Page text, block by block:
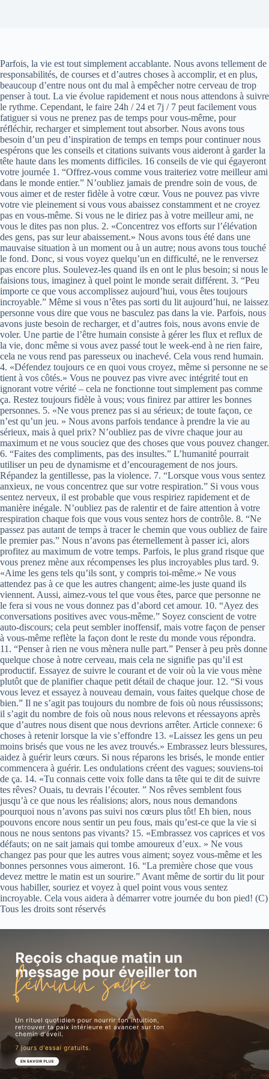
Parfois, la vie est tout simplement accablante. Nous avons tellement de
responsabilités, de courses et d’autres choses à accomplir, et en plus,
beaucoup d’entre nous ont du mal à empêcher notre cerveau de trop
penser à tout. La vie évolue rapidement et nous nous attendons à suivre
le rythme. Cependant, le faire 24h / 24 et 7j / 7 peut facilement vous
fatiguer si vous ne prenez pas de temps pour vous-même, pour
réfléchir, recharger et simplement tout absorber. Nous avons tous
besoin d’un peu d’inspiration de temps en temps pour continuer nous
espérons que les conseils et citations suivants vous aideront à garder la
tête haute dans les moments difficiles. 16 conseils de vie qui égayeront
votre journée 1. “Offrez-vous comme vous traiteriez votre meilleur ami
dans le monde entier.” N’oubliez jamais de prendre soin de vous, de
vous aimer et de rester fidèle à votre cœur. Vous ne pouvez pas vivre
votre vie pleinement si vous vous abaissez constamment et ne croyez
pas en vous-même. Si vous ne le diriez pas à votre meilleur ami, ne
vous le dites pas non plus. 2. «Concentrez vos efforts sur l’élévation
des gens, pas sur leur abaissement.» Nous avons tous été dans une
mauvaise situation à un moment ou à un autre; nous avons tous touché
le fond. Donc, si vous voyez quelqu’un en difficulté, ne le renversez
pas encore plus. Soulevez-les quand ils en ont le plus besoin; si nous le
faisions tous, imaginez à quel point le monde serait différent. 3. “Peu
importe ce que vous accomplissez aujourd’hui, vous êtes toujours
incroyable.” Même si vous n’êtes pas sorti du lit aujourd’hui, ne laissez
personne vous dire que vous ne basculez pas dans la vie. Parfois, nous
avons juste besoin de recharger, et d’autres fois, nous avons envie de
voler. Une partie de l’être humain consiste à gérer les flux et reflux de
la vie, donc même si vous avez passé tout le week-end à ne rien faire,
cela ne vous rend pas paresseux ou inachevé. Cela vous rend humain.
4. «Défendez toujours ce en quoi vous croyez, même si personne ne se
tient à vos côtés.» Vous ne pouvez pas vivre avec intégrité tout en
ignorant votre vérité – cela ne fonctionne tout simplement pas comme
ça. Restez toujours fidèle à vous; vous finirez par attirer les bonnes
personnes. 5. «Ne vous prenez pas si au sérieux; de toute façon, ce
n’est qu’un jeu. » Nous avons parfois tendance à prendre la vie au
sérieux, mais à quel prix? N’oubliez pas de vivre chaque jour au
maximum et ne vous souciez que des choses que vous pouvez changer.
6. “Faites des compliments, pas des insultes.” L’humanité pourrait
utiliser un peu de dynamisme et d’encouragement de nos jours.
Répandez la gentillesse, pas la violence. 7. “Lorsque vous vous sentez
anxieux, ne vous concentrez que sur votre respiration.” Si vous vous
sentez nerveux, il est probable que vous respiriez rapidement et de
manière inégale. N’oubliez pas de ralentir et de faire attention à votre
respiration chaque fois que vous vous sentez hors de contrôle. 8. “Ne
passez pas autant de temps à tracer le chemin que vous oubliez de faire
le premier pas.” Nous n’avons pas éternellement à passer ici, alors
profitez au maximum de votre temps. Parfois, le plus grand risque que
vous prenez mène aux récompenses les plus incroyables plus tard. 9.
«Aime les gens tels qu’ils sont, y compris toi-même.» Ne vous
attendez pas à ce que les autres changent; aime-les juste quand ils
viennent. Aussi, aimez-vous tel que vous êtes, parce que personne ne
le fera si vous ne vous donnez pas d’abord cet amour. 10. “Ayez des
conversations positives avec vous-même.” Soyez conscient de votre
auto-discours; cela peut sembler inoffensif, mais votre façon de penser
à vous-même reflète la façon dont le reste du monde vous répondra.
11. “Penser à rien ne vous mènera nulle part.” Penser à peu près donne
quelque chose à notre cerveau, mais cela ne signifie pas qu’il est
productif. Essayez de suivre le courant et de voir où la vie vous mène
plutôt que de planifier chaque petit détail de chaque jour. 12. “Si vous
vous levez et essayez à nouveau demain, vous faites quelque chose de
bien.” Il ne s’agit pas toujours du nombre de fois où nous réussissons;
il s’agit du nombre de fois où nous nous relevons et réessayons après
que d’autres nous disent que nous devrions arrêter. Article connexe: 6
choses à retenir lorsque la vie s’effondre 13. «Laissez les gens un peu
moins brisés que vous ne les avez trouvés.» Embrassez leurs blessures,
aidez à guérir leurs cœurs. Si nous réparons les brisés, le monde entier
commencera à guérir. Les ondulations créent des vagues; souviens-toi
de ça. 14. «Tu connais cette voix folle dans ta tête qui te dit de suivre
tes rêves? Ouais, tu devrais l’écouter. ” Nos rêves semblent fous
jusqu’à ce que nous les réalisions; alors, nous nous demandons
pourquoi nous n’avons pas suivi nos cœurs plus tôt! Eh bien, nous
pouvons encore nous sentir un peu fous, mais qu’est-ce que la vie si
nous ne nous sentons pas vivants? 15. «Embrassez vos caprices et vos
défauts; on ne sait jamais qui tombe amoureux d’eux. » Ne vous
changez pas pour que les autres vous aiment; soyez vous-même et les
bonnes personnes vous aimeront. 16. “La première chose que vous
devez mettre le matin est un sourire.” Avant même de sortir du lit pour
vous habiller, souriez et voyez à quel point vous vous sentez
incroyable. Cela vous aidera à démarrer votre journée du bon pied! (C)
Tous les droits sont réservés